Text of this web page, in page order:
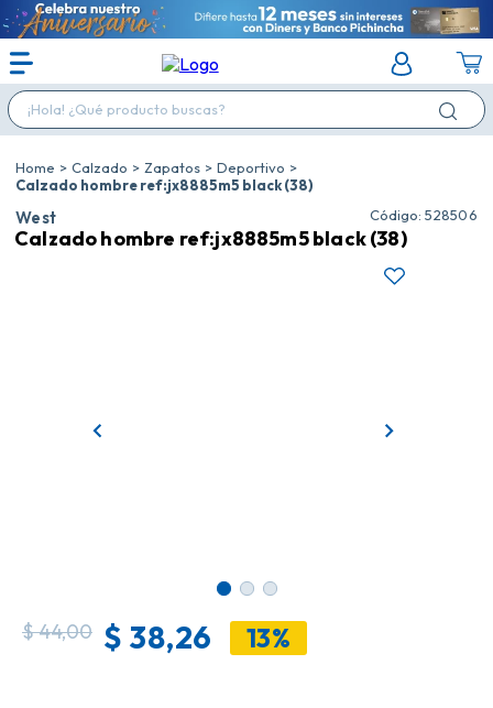
¡Hola! ¿Qué producto buscas?
Calzado Zapatos
Deportivo
Calzado hombre ref:jx8885m5 black (38)
West : 528506
Calzado hombre ref:jx8885m5 black (38)
$44,00 $ 38,26 13%